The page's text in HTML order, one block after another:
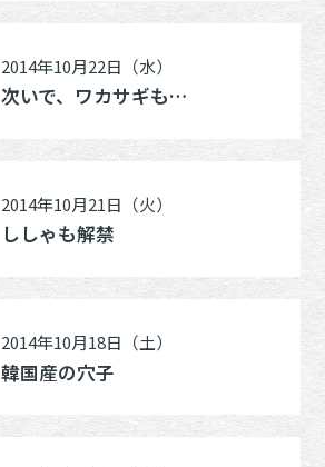
2014年10月22日（水）
次いで、ワカサギも…
2014年10月21日（火）
ししゃも解禁
2014年10月18日（土）
韓国産の穴子